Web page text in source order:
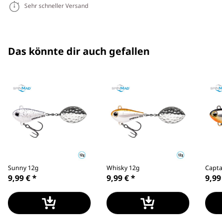
Sehr schneller Versand
Das könnte dir auch gefallen
Sunny 12g
9,99 €*
Whisky 12g
9,99 €*